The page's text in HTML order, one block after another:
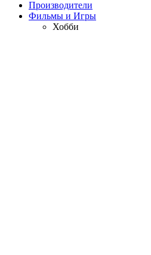
Производители
Фильмы и Игры
Хобби